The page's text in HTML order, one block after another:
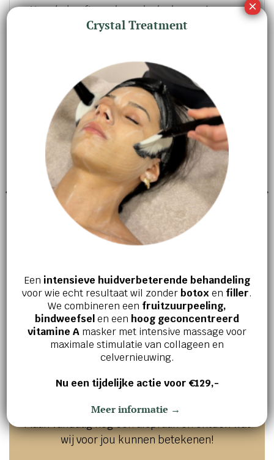
Naar behoefte gedurende de dag opnieuw
aanbrengen.
GERELATEERDE PRODUCTEN
64,00
€65,00
Jouw huid en welzijn verdienen het
Ervaar zelf de kracht van effectieve
huidverbetering en innerlijke ontspanning.
Maak vandaag nog een afspraak en ontdek wat
wij voor jou kunnen betekenen!
Crystal Treatment
Een intensieve huidverbeterende behandeling
voor wie echt resultaat wil zonderbotox en filler.
We combineren een fruitzuurpeeling,
bindweefselen een hoog geconcentreerd
vitamine A masker met intensive massage voor
maximale stimulatie van collageen en
celvernieuwing.
Nu een tijdelijke actie voor €129,-
Meer informatie →